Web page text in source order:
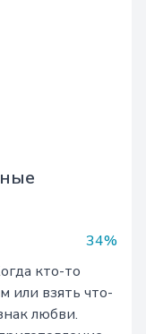
34%
кто-то
или взять что-
любви.